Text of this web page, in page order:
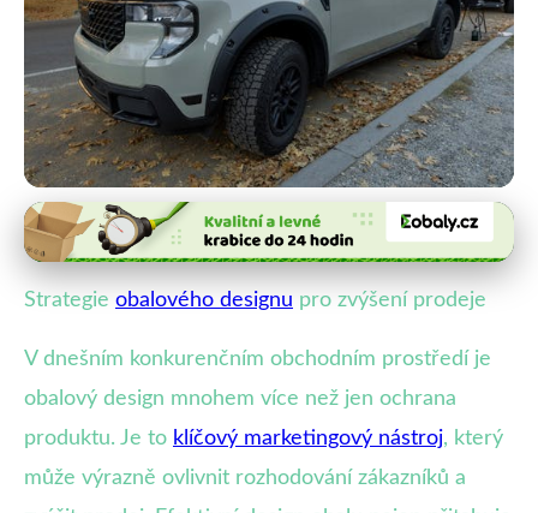
Obalový design a estetika
Jak Design Obalu Zvýší Prodeje:
Strategie obalového designu pro zvýšení prodeje
V dnešním konkurenčním obchodním prostředí je
obalový design mnohem více než jen ochrana
produktu. Je to klíčový marketingový nástroj, který
může výrazně ovlivnit rozhodování zákazníků a